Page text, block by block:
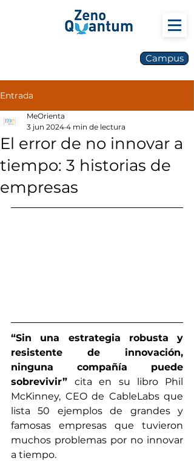
Campus
Entrada
El error de no innovar a
tiempo: 3 historias de
empresas
MeOrienta
3 jun 2024 4 min de lectura
“Sin una estrategia robusta y
resistente de innovación,
ninguna compañía puede
sobrevivir” cita en su libro Phil
McKinney, CEO de CableLabs que
lista 50 ejemplos de grandes y
famosas empresas que tuvieron
muchos problemas por no innovar
a tiempo.